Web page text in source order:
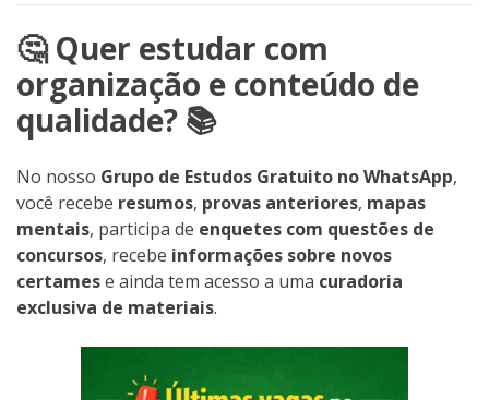
🤔 Quer estudar com
organização e conteúdo de
qualidade? 📚
No nosso Grupo de Estudos Gratuito no WhatsApp,
você recebe resumos, provas anteriores, mapas
mentais, participa de enquetes com questões de
concursos, recebe informações sobre novos
certamese ainda tem acesso a uma curadoria
exclusiva de materiais.